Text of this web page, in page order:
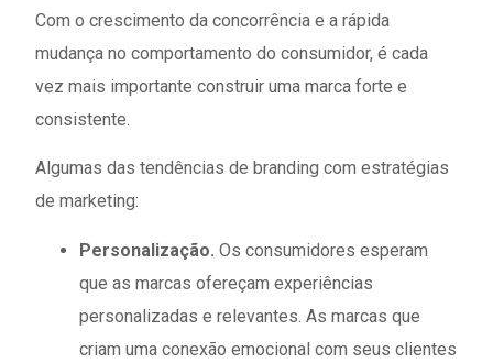
Com o crescimento da concorrência e a rápida
mudança no comportamento do consumidor, é cada
vez mais importante construir uma marca forte e
consistente.
Algumas das tendências de branding com estratégias
de marketing:
Personalização. Os consumidores esperam
que as marcas ofereçam experiências
personalizadas e relevantes. As marcas que
criam uma conexão emocional com seus clientes